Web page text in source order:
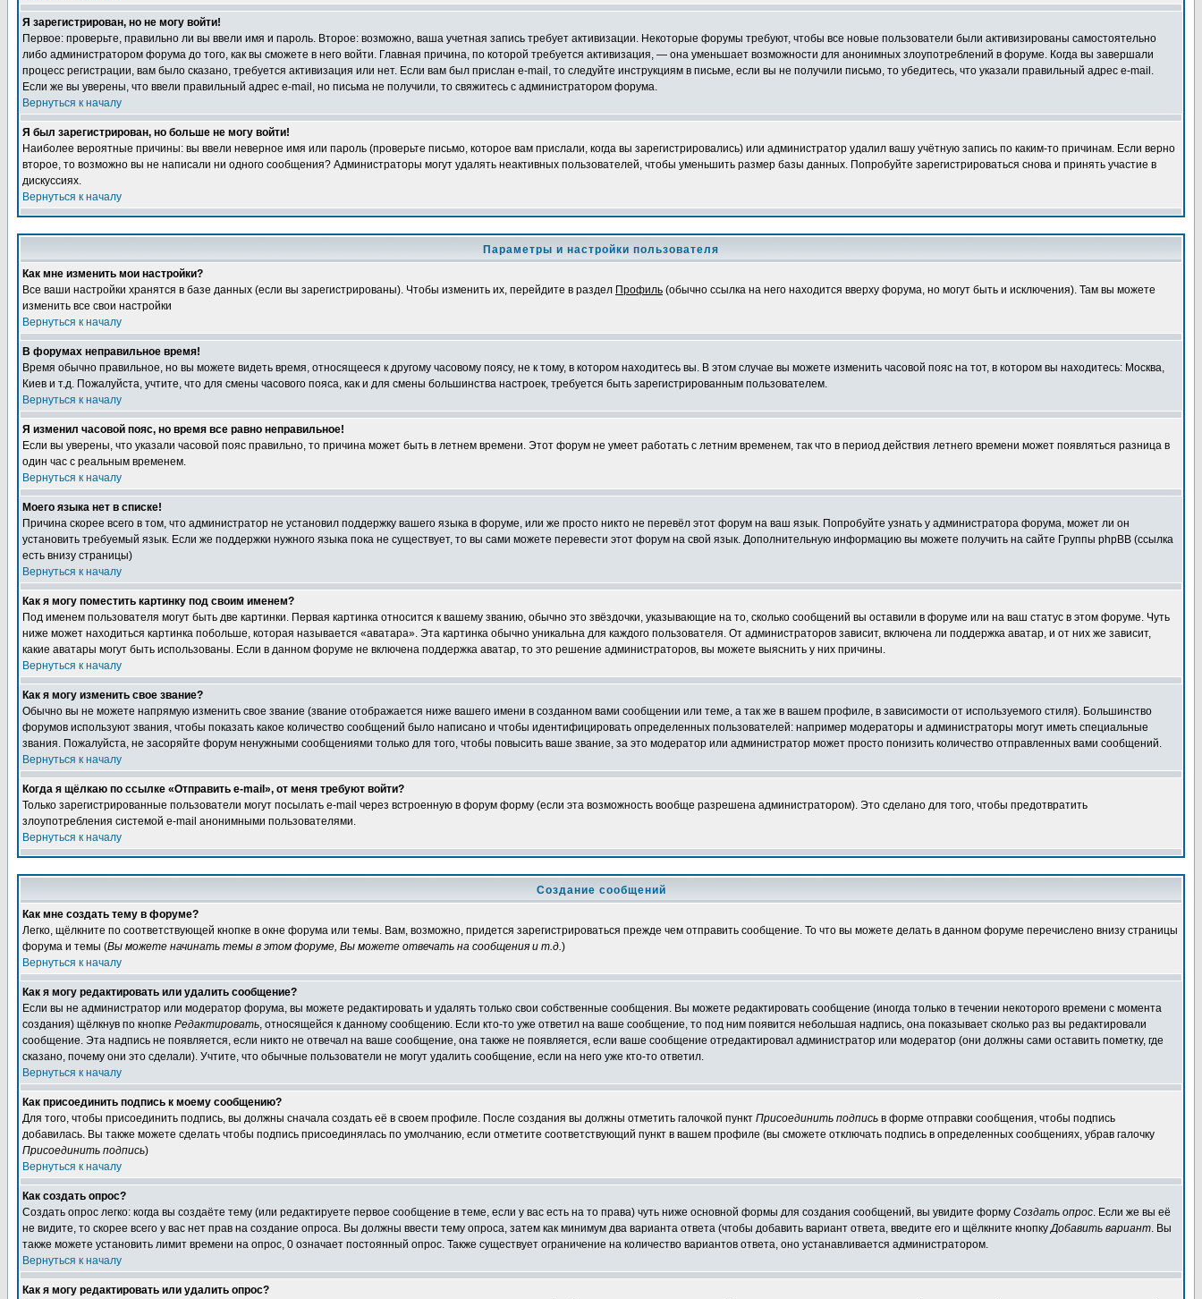
Я зарегистрирован, но не могу войти!
Первое: проверьте, правильно ли вы ввели имя и пароль. Второе: возможно, ваша учетная запись требует активизации. Некоторые форумы требуют, чтобы все новые пользователи были активизированы самостоятельно
либо администратором форума до того, как вы сможете в него войти. Главная причина, по которой требуется активизация, — она уменьшает возможности для анонимных злоупотреблений в форуме. Когда вы завершали
процесс регистрации, вам было сказано, требуется активизация или нет. Если вам был прислан e-mail, то следуйте инструкциям в письме, если вы не получили письмо, то убедитесь, что указали правильный адрес e-mail.
Если же вы уверены, что ввели правильный адрес e-mail, но письма не получили, то свяжитесь с администратором форума.
Вернуться к началу
Я был зарегистрирован, но больше не могу войти!
Наиболее вероятные причины: вы ввели неверное имя или пароль (проверьте письмо, которое вам прислали, когда вы зарегистрировались) или администратор удалил вашу учётную запись по каким-то причинам. Если верно
второе, то возможно вы не написали ни одного сообщения? Администраторы могут удалять неактивных пользователей, чтобы уменьшить размер базы данных. Попробуйте зарегистрироваться снова и принять участие в
дискуссиях.
Вернуться к началу
Параметры и настройки пользователя
Как мне изменить мои настройки?
Все ваши настройки хранятся в базе данных (если вы зарегистрированы). Чтобы изменить их, перейдите в раздел Профиль (обычно ссылка на него находится вверху форума, но могут быть и исключения). Там вы можете
изменить все свои настройки
Вернуться к началу
В форумах неправильное время!
Время обычно правильное, но вы можете видеть время, относящееся к другому часовому поясу, не к тому, в котором находитесь вы. В этом случае вы можете изменить часовой пояс на тот, в котором вы находитесь: Москва,
Киев и т.д. Пожалуйста, учтите, что для смены часового пояса, как и для смены большинства настроек, требуется быть зарегистрированным пользователем.
Вернуться к началу
Я изменил часовой пояс, но время все равно неправильное!
Если вы уверены, что указали часовой пояс правильно, то причина может быть в летнем времени. Этот форум не умеет работать с летним временем, так что в период действия летнего времени может появляться разница в
один час с реальным временем.
Вернуться к началу
Моего языка нет в списке!
Причина скорее всего в том, что администратор не установил поддержку вашего языка в форуме, или же просто никто не перевёл этот форум на ваш язык. Попробуйте узнать у администратора форума, может ли он
установить требуемый язык. Если же поддержки нужного языка пока не существует, то вы сами можете перевести этот форум на свой язык. Дополнительную информацию вы можете получить на сайте Группы phpBB (ссылка
есть внизу страницы)
Вернуться к началу
Как я могу поместить картинку под своим именем?
Под именем пользователя могут быть две картинки. Первая картинка относится к вашему званию, обычно это звёздочки, указывающие на то, сколько сообщений вы оставили в форуме или на ваш статус в этом форуме. Чуть
ниже может находиться картинка побольше, которая называется «аватара». Эта картинка обычно уникальна для каждого пользователя. От администраторов зависит, включена ли поддержка аватар, и от них же зависит,
какие аватары могут быть использованы. Если в данном форуме не включена поддержка аватар, то это решение администраторов, вы можете выяснить у них причины.
Вернуться к началу
Как я могу изменить свое звание?
Обычно вы не можете напрямую изменить свое звание (звание отображается ниже вашего имени в созданном вами сообщении или теме, а так же в вашем профиле, в зависимости от используемого стиля). Большинство
форумов используют звания, чтобы показать какое количество сообщений было написано и чтобы идентифицировать определенных пользователей: например модераторы и администраторы могут иметь специальные
звания. Пожалуйста, не засоряйте форум ненужными сообщениями только для того, чтобы повысить ваше звание, за это модератор или администратор может просто понизить количество отправленных вами сообщений.
Вернуться к началу
Когда я щёлкаю по ссылке «Отправить e-mail», от меня требуют войти?
Только зарегистрированные пользователи могут посылать e-mail через встроенную в форум форму (если эта возможность вообще разрешена администратором). Это сделано для того, чтобы предотвратить
злоупотребления системой e-mail анонимными пользователями.
Вернуться к началу
Создание сообщений
Как мне создать тему в форуме?
Легко, щёлкните по соответствующей кнопке в окне форума или темы. Вам, возможно, придется зарегистрироваться прежде чем отправить сообщение. То что вы можете делать в данном форуме перечислено внизу страницы
форума и темы (Вы можете начинать темы в этом форуме, Вы можете отвечать на сообщения и т.д.)
Вернуться к началу
Как я могу редактировать или удалить сообщение?
Если вы не администратор или модератор форума, вы можете редактировать и удалять только свои собственные сообщения. Вы можете редактировать сообщение (иногда только в течении некоторого времени с момента
создания) щёлкнув по кнопке Редактировать, относящейся к данному сообщению. Если кто-то уже ответил на ваше сообщение, то под ним появится небольшая надпись, она показывает сколько раз вы редактировали
сообщение. Эта надпись не появляется, если никто не отвечал на ваше сообщение, она также не появляется, если ваше сообщение отредактировал администратор или модератор (они должны сами оставить пометку, где
сказано, почему они это сделали). Учтите, что обычные пользователи не могут удалить сообщение, если на него уже кто-то ответил.
Вернуться к началу
Как присоединить подпись к моему сообщению?
Для того, чтобы присоединить подпись, вы должны сначала создать её в своем профиле. После создания вы должны отметить галочкой пункт Присоединить подпись в форме отправки сообщения, чтобы подпись
добавилась. Вы также можете сделать чтобы подпись присоединялась по умолчанию, если отметите соответствующий пункт в вашем профиле (вы сможете отключать подпись в определенных сообщениях, убрав галочку
Присоединить подпись)
Вернуться к началу
Как создать опрос?
Создать опрос легко: когда вы создаёте тему (или редактируете первое сообщение в теме, если у вас есть на то права) чуть ниже основной формы для создания сообщений, вы увидите форму Создать опрос. Если же вы её
не видите, то скорее всего у вас нет прав на создание опроса. Вы должны ввести тему опроса, затем как минимум два варианта ответа (чтобы добавить вариант ответа, введите его и щёлкните кнопкуДобавить вариант. Вы
также можете установить лимит времени на опрос, 0 означает постоянный опрос. Также существует ограничение на количество вариантов ответа, оно устанавливается администратором.
Вернуться к началу
Как я могу редактировать или удалить опрос?